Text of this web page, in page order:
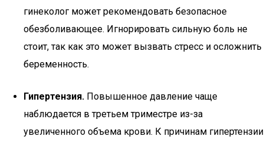
гинеколог может рекомендовать безопасное
обезболивающее. Игнорировать сильную боль не
стоит, так как это может вызвать стресс и осложнить
беременность.
Гипертензия. Повышенное давление чаще
наблюдается в третьем триместре из-за
увеличенного объема крови. К причинам гипертензии